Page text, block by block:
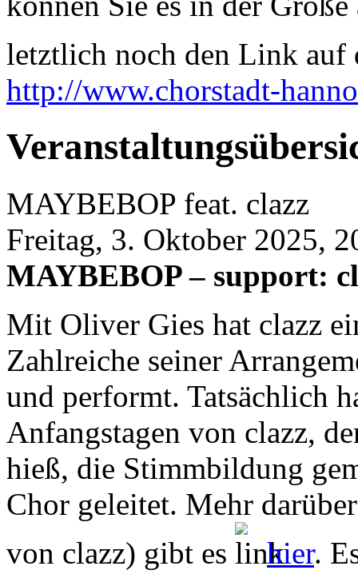
letztlich noch den Link auf
http://www.chorstadt-
MAYBEBOP feat. clazz
Freitag, 3. Oktober 2025,
MAYBEBOP – support:
Mit Oliver Gies hat clazz
Zahlreiche seiner
und performt. Tatsächlich
Anfangstagen von clazz,
hieß, die Stimmbildung
Chor geleitet. Mehr
von clazz) gibt es
hier.